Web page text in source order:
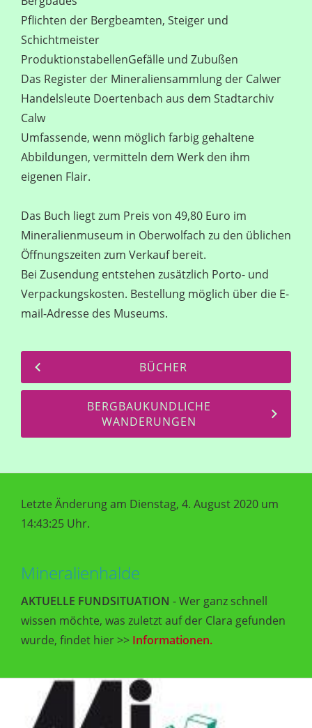
Pflichten der Bergbeamten, Steiger und
Schichtmeister
ProduktionstabellenGefälle und Zubußen
Das Register der Mineraliensammlung der Calwer
Handelsleute Doertenbach aus dem Stadtarchiv
Calw
Umfassende, wenn möglich farbig gehaltene
Abbildungen, vermitteln dem Werk den ihm
eigenen Flair.
Das Buch liegt zum Preis von 49,80 Euro im
Mineralienmuseum in Oberwolfach zu den üblichen
Öffnungszeiten zum Verkauf bereit.
Bei Zusendung entstehen zusätzlich Porto- und
Verpackungskosten. Bestellung möglich über die E-
mail-Adresse des Museums.
BÜCHER
BERGBAUKUNDLICHE
WANDERUNGEN
Letzte Änderung am Dienstag, 4. August 2020 um
14:43:25 Uhr.
Mineralienhalde
AKTUELLE FUNDSITUATION - Wer ganz schnell
wissen möchte, was zuletzt auf der Clara gefunden
wurde, findet hier >> Informationen.